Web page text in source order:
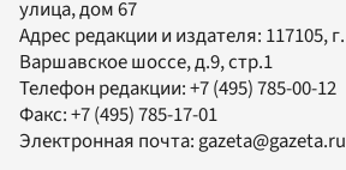
улица, дом 67
Адрес редакции и издателя: 117105, г.
Варшавское шоссе, д.9, стр.1
Телефон редакции:+7 (495) 785-00-12
Факс:+7 (495) 785-17-01
Электронная почта:gazeta@gazeta.ru